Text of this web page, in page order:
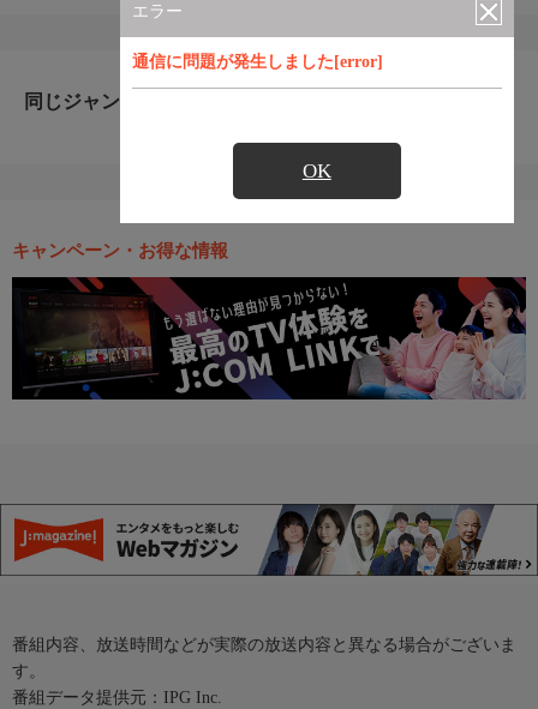
エラー
通信に問題が発生しました[error]
OK
同じジャンルのおすすめ番組
キャンペーン・お得な情報
番組内容、放送時間などが実際の放送内容と異なる場合がございま
す。
番組データ提供元：IPG Inc.